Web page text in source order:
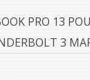
PRO 13
3